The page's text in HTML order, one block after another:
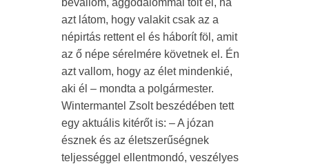
azt látom, hogy valakit csak az a
népirtás rettent el és háborít föl, amit
az ő népe sérelmére követnek el. Én
azt vallom, hogy az élet mindenkié,
aki él – mondta a polgármester.
Wintermantel Zsolt beszédében tett
egy aktuális kitérőt is: – A józan
észnek és az életszerűségnek
teljességgel ellentmondó, veszélyes